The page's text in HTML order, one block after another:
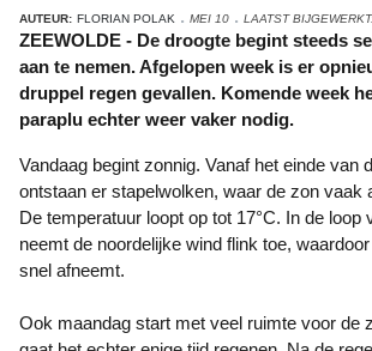
AUTEUR: FLORIAN POLAK MEI 10 LAATST
ZEEWOLDE - De droogte begint steeds serieuzere vormen
aan te nemen. Afgelopen week is er
druppel regen gevallen. Komende week
paraplu echter weer vaker nodig.
Vandaag begint zonnig. Vanaf het einde van de ochtend
ontstaan er stapelwolken, waar de zon vaak
De temperatuur loopt op tot 17°C. In de loop
neemt de noordelijke wind flink toe,
snel afneemt.
Ook maandag start met veel ruimte voor de